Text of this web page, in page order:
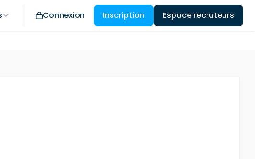
Connexion Inscription Espace recruteurs